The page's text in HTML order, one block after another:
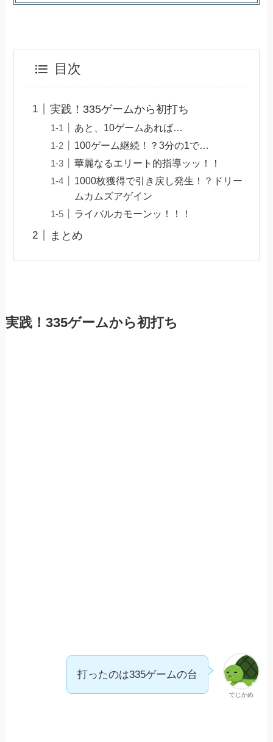
目次
実践！335ゲームから初打ち
あと、10ゲームあれば…
100ゲーム継続！？3分の1で…
華麗なるエリート的指導ッッ！！
1000枚獲得で引き戻し発生！？ドリー
ムカムズアゲイン
ライバルカモーンッ！！！
まとめ
実践！335ゲームから初打ち
でじかめ
打ったのは335ゲームの台